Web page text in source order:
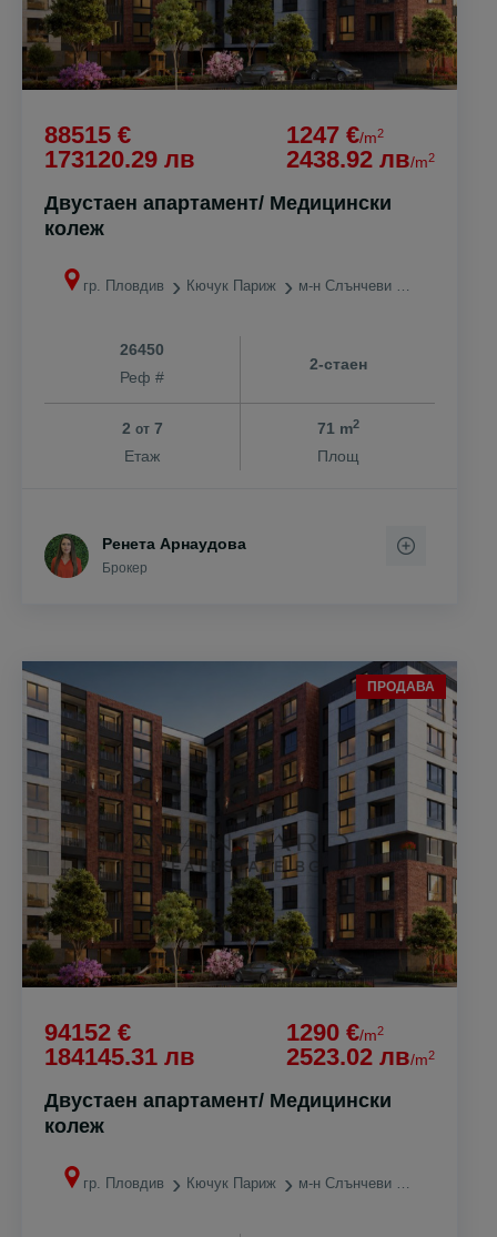
88515 €
173120.29 лв
1247 €/m2
2438.92 лв/m2
Двустаен апартамент/ Медицински
колеж
гр. Пловдив Кючук Париж м-н Слънчеви лъчи
26450
Реф #
2-стаен
2 от7
Етаж
71 m2
Площ
Ренета Арнаудова
Брокер
ПРОДАВА
94152 €
184145.31 лв
1290 €/m2
2523.02 лв/m2
Двустаен апартамент/ Медицински
колеж
гр. Пловдив Кючук Париж м-н Слънчеви лъчи